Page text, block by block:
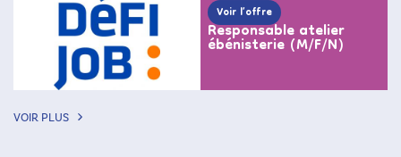
Voir l’offre
Responsable atelier
ébénisterie (M/F/N)
VOIR PLUS